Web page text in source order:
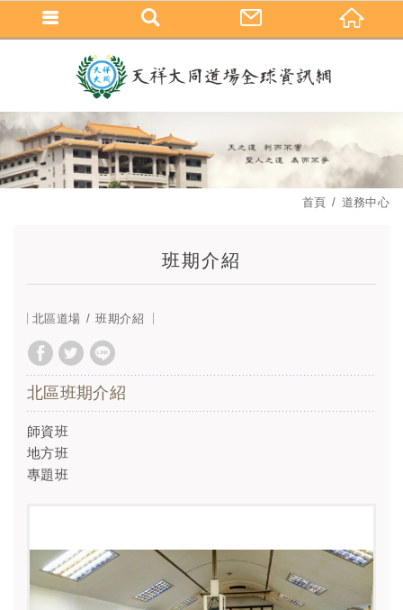
首頁 道務中心
班期介紹
北區道場 班期介紹
北區班期介紹
師資班
地方班
專題班